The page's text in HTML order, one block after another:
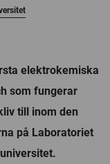
elektrokemiska
som fungerar
till inom den
på Laboratoriet